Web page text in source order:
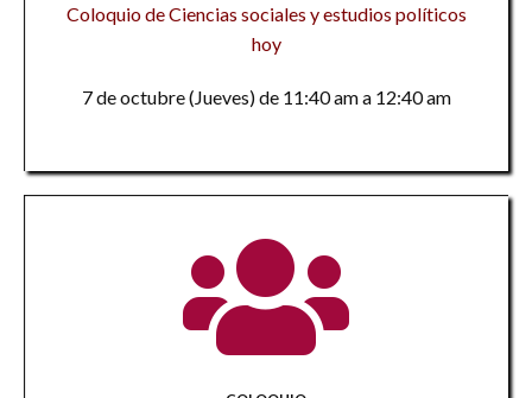
Coloquio de Ciencias sociales y estudios políticos
hoy
7 de octubre (Jueves) de 11:40 am a 12:40 am